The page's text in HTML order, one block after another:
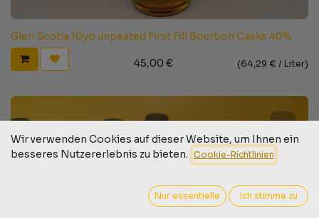
Glen Scotia 10yo unpeated First Fill Bourbon Casks 40%
45,00 € (64,29 € / Liter)
Wir verwenden Cookies auf dieser Website, um Ihnen ein
besseres Nutzererlebnis zu bieten. Cookie-Richtlinien
Nur essentielle Ich stimme zu